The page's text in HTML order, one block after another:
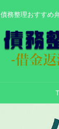
債務整理おすすめ